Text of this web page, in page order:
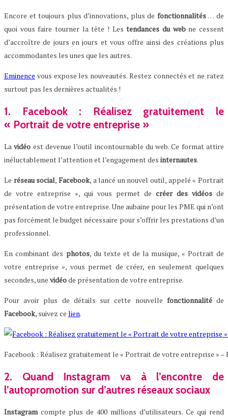
Encore et toujours plus d’innovations, plus de fonctionnalités… de
quoi vous faire tourner la tête ! Lestendances du webne cessent
d’accroître de jours en jours et vous offre ainsi des créations plus
accommodantes les unes que les autres.
Eminence vous expose les nouveautés. Restez connectés et ne ratez
surtout pas les dernières actualités !
1. Facebook : Réalisez gratuitement le
« Portrait de votre entreprise »
Lavidéo est devenue l’outil incontournable du web. Ce format attire
inéluctablement l’attention et l’engagement des internautes.
Le réseau social, Facebook, a lancé un nouvel outil, appelé « Portrait
de votre entreprise », qui vous permet de créer des vidéos de
présentation de votre entreprise. Une aubaine pour les PME qui n’ont
pas forcément le budget nécessaire pour s’offrir les prestations d’un
professionnel.
En combinant des photos, du texte et de la musique, « Portrait de
votre entreprise », vous permet de créer, en seulement quelques
secondes, une vidéode présentation de votre entreprise.
Pour avoir plus de détails sur cette nouvelle fonctionnalitéde
Facebook, suivez ce lien.
Facebook : Réalisez gratuitement le « Portrait de votre entreprise » –
2. Quand Instagram va à l’encontre de
l’autopromotion sur d’autres réseaux sociaux
Instagramcompte plus de 400 millions d’utilisateurs. Ce qui rend